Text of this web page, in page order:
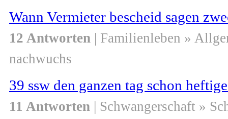
Wann Vermieter bescheid sagen
12 Antworten | Familienleben »
nachwuchs
39 ssw den ganzen tag schon
11 Antworten | Schwangerschaft »